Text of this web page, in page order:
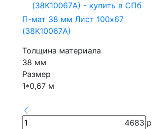
П-мат 38 мм Лист 100х67
(38K10067А)
Толщина материала
38 мм
Размер
1*0,67 м
4683 р